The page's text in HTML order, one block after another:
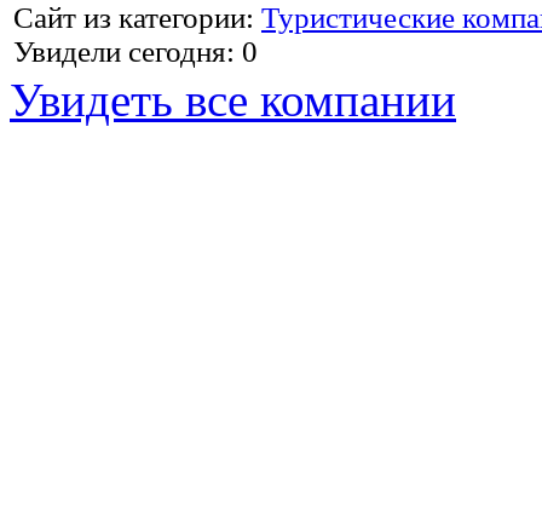
Сайт из категории: Туристические
Увидели сегодня: 0
Увидеть все компании